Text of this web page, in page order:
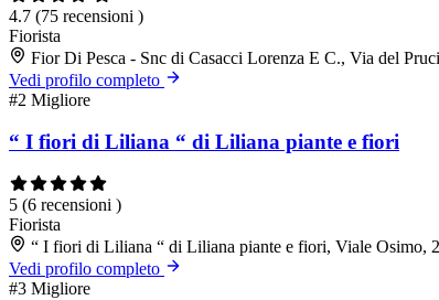
4.7 (75 recensioni )
Fiorista
Fior Di Pesca - Snc di Casacci Lorenza E C., Via del
Vedi profilo completo
#2 Migliore
“ I fiori di Liliana “ di Liliana piante e fiori
5 (6 recensioni )
Fiorista
“ I fiori di Liliana “ di Liliana piante e fiori, Viale Osimo,
Vedi profilo completo
#3 Migliore